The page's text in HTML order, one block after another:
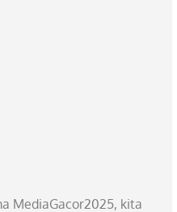
MediaGacor2025, kita